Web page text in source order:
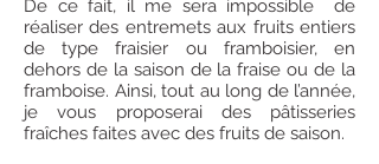
De ce fait, il me sera impossible de
réaliser des entremets aux fruits entiers
de type fraisier ou framboisier, en
dehors de la saison de la fraise ou de la
framboise. Ainsi, tout au long de l’année,
je vous proposerai des pâtisseries
fraîches faites avec des fruits de saison.